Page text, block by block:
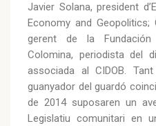
Javier Solana, president
Economy and Geopolitics;
gerent de la
Colomina, periodista del
associada al CIDOB.
guanyador del guardó
de 2014 suposaren un
Legislatiu comunitari en